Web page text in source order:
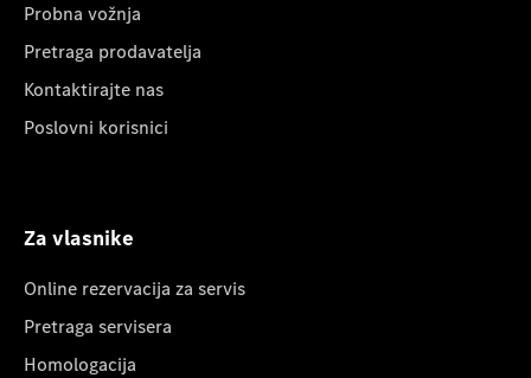
Probna vožnja
Pretraga prodavatelja
Kontaktirajte nas
Poslovni korisnici
Za vlasnike
Online rezervacija za servis
Pretraga servisera
Homologacija